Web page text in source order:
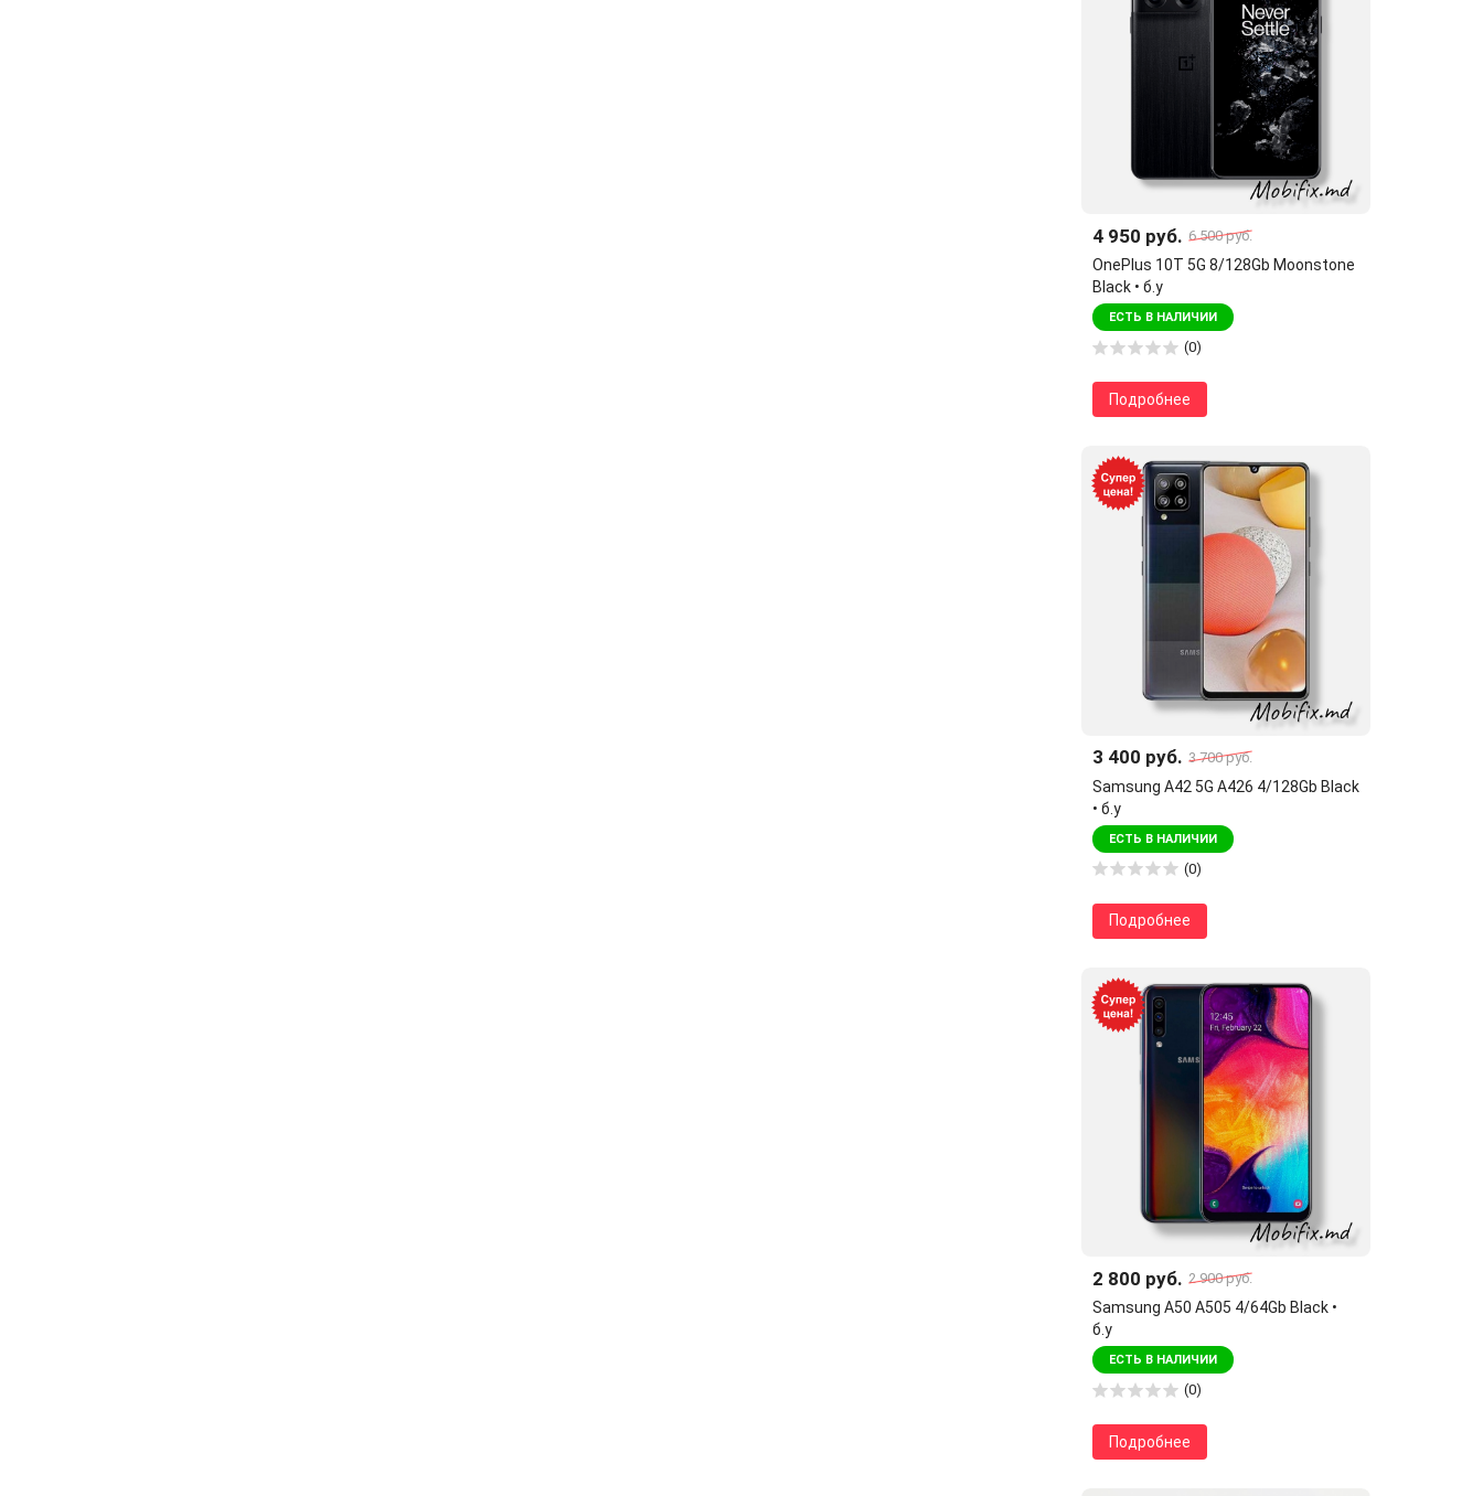
4 950 руб. 6 500 руб.
OnePlus 10T 5G 8/128Gb Moonstone
Black • б.у
ЕСТЬ В НАЛИЧИИ
(0)
Подробнее
3 400 руб. 3 700 руб.
Samsung A42 5G A426 4/128Gb Black
• б.у
ЕСТЬ В НАЛИЧИИ
(0)
Подробнее
2 800 руб. 2 900 руб.
Samsung A50 A505 4/64Gb Black •
б.у
ЕСТЬ В НАЛИЧИИ
(0)
Подробнее